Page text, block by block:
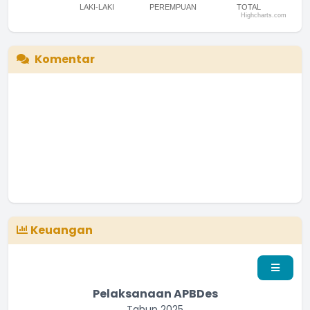
LAKI-LAKI
PEREMPUAN
TOTAL
Highcharts.com
Komentar
Keuangan
Pelaksanaan APBDes